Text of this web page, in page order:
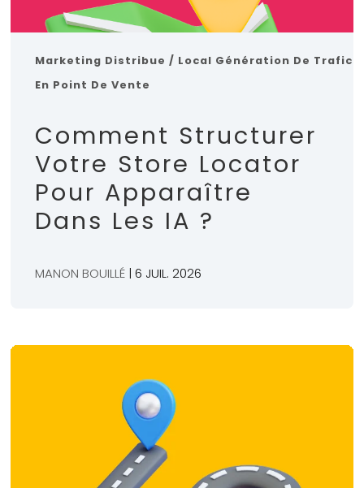
Marketing Distribue / Local Génération De Trafic
En Point De Vente
Comment Structurer
Votre Store Locator
Pour Apparaître
Dans Les IA ?
MANON BOUILLÉ | 6 JUIL. 2026